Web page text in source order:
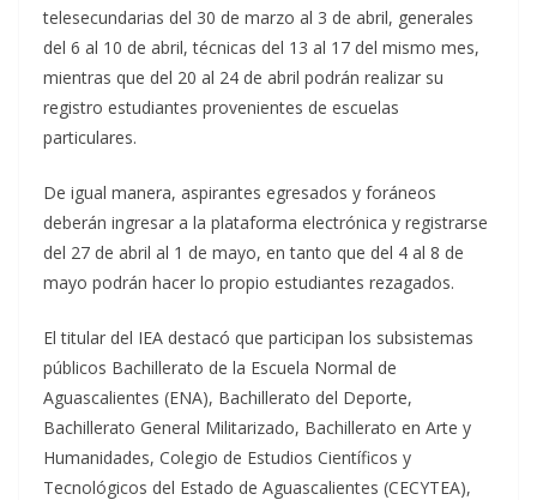
telesecundarias del 30 de marzo al 3 de abril, generales
del 6 al 10 de abril, técnicas del 13 al 17 del mismo mes,
mientras que del 20 al 24 de abril podrán realizar su
registro estudiantes provenientes de escuelas
particulares.
De igual manera, aspirantes egresados y foráneos
deberán ingresar a la plataforma electrónica y registrarse
del 27 de abril al 1 de mayo, en tanto que del 4 al 8 de
mayo podrán hacer lo propio estudiantes rezagados.
El titular del IEA destacó que participan los subsistemas
públicos Bachillerato de la Escuela Normal de
Aguascalientes (ENA), Bachillerato del Deporte,
Bachillerato General Militarizado, Bachillerato en Arte y
Humanidades, Colegio de Estudios Científicos y
Tecnológicos del Estado de Aguascalientes (CECYTEA),